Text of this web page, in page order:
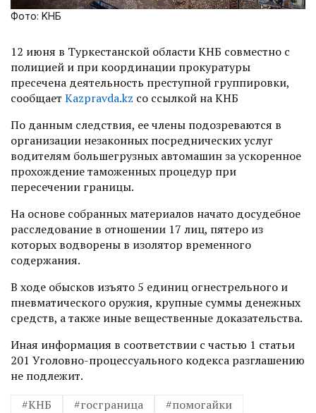
Фото: KНБ
12 июня в Туркестанской области КНБ совместно с
полицией и при координации прокуратуры
пресечена деятельность преступной группировки,
сообщает Kazpravda.kz со ссылкой на КНБ
По данным следствия, ее члены подозреваются в
организации незаконных посреднических услуг
водителям большегрузных автомашин за ускоренное
прохождение таможенных процедур при
пересечении границы.
На основе собранных материалов начато досудебное
расследование в отношении 17 лиц, пятеро из
которых водворены в изолятор временного
содержания.
В ходе обысков изъято 5 единиц огнестрельного и
пневматического оружия, крупные суммы денежных
средств, а также иные вещественные доказательства.
Иная информация в соответствии с частью 1 статьи
201 Уголовно-процессуального кодекса разглашению
не подлежит.
#КНБ
#госграница #помогайки